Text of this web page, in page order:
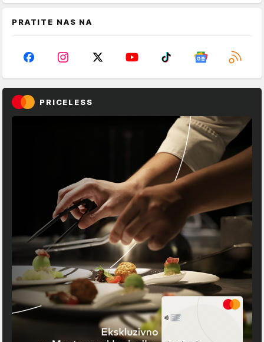
PRATITE NAS NA
PRICELESS